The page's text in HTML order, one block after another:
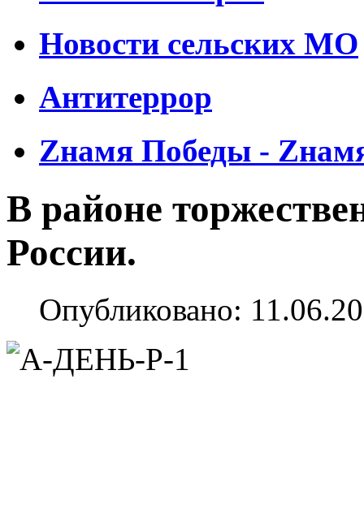
Новости сельских МО
Антитеррор
Zнамя Победы -
В районе
России.
Опубликовано: